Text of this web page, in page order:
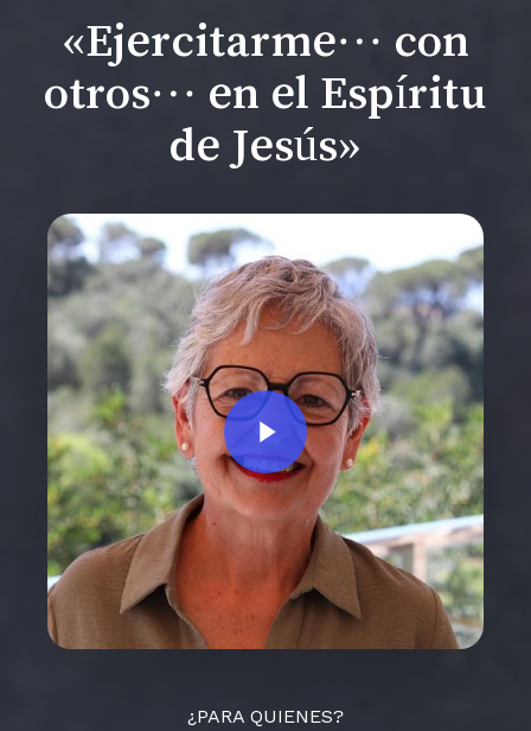
«Ejercitarme… con
otros… en el Espíritu
de Jesús»
Play Video
¿PARA QUIENES?